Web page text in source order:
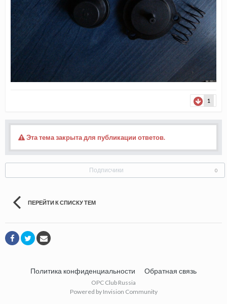
1
Эта тема закрыта для публикации ответов.
Подписчики 0
ПЕРЕЙТИ К СПИСКУ ТЕМ
Политика конфиденциальности Обратная связь
OPC Club Russia
Powered by Invision Community